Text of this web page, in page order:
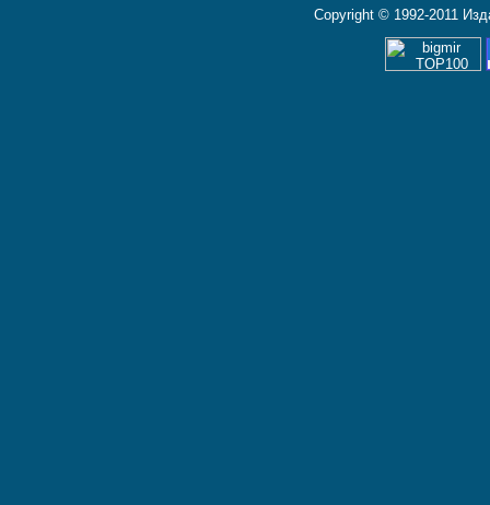
Copyright © 1992-2011